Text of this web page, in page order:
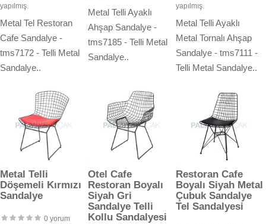
yapılmış.
Metal Tel Restoran
Cafe Sandalye -
tms7172 - Telli Metal
Sandalye..
Metal Telli Ayaklı
Ahşap Sandalye -
tms7185 - Telli Metal
Sandalye..
yapılmış.
Metal Telli Ayaklı
Metal Tornalı Ahşap
Sandalye - tms7111 -
Telli Metal Sandalye..
Metal Telli
Döşemeli Kırmızı
Sandalye
0 yorum
Otel Cafe
Restoran Boyalı
Siyah Gri
Sandalye Telli
Kollu Sandalyesi
Restoran Cafe
Boyalı Siyah Metal
Çubuk Sandalye
Tel Sandalyesi